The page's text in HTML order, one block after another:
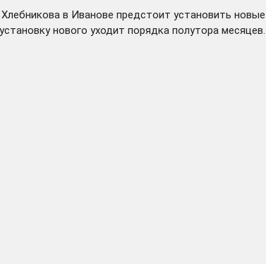
в Иванове предстоит установить
нового уходит порядка полутора